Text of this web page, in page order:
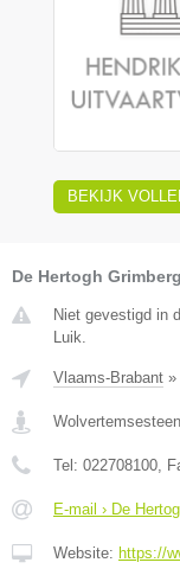
BEKIJK
De Hertogh
Niet gevestigd in
Luik.
Vlaams-Brabant »
Tel: 022708100 ,
E-mail › De
Website: https://